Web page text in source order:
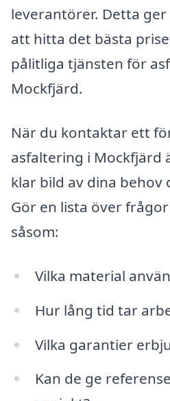
leverantörer. Detta
att hitta det bästa
pålitliga tjänsten för
Mockfjärd.
När du kontaktar ett
asfaltering i Mockfjärd
klar bild av dina behov
Gör en lista över
såsom:
Vilka material
Hur lång tid tar
Vilka garantier
Kan de ge